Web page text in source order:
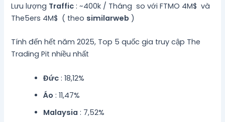
Lưu lượng Traffic : ~400k / Tháng so với FTMO 4M$ và
The5ers 4M$ ( theo similarweb )
Tính đến hết năm 2025, Top 5 quốc gia truy cập The
Trading Pit nhiều nhất
Đức : 18,12%
Áo : 11,47%
Malaysia : 7,52%